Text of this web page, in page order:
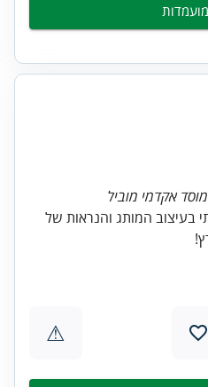
אקדמי מוביל
בעיצוב המותג והנראות של
⚠